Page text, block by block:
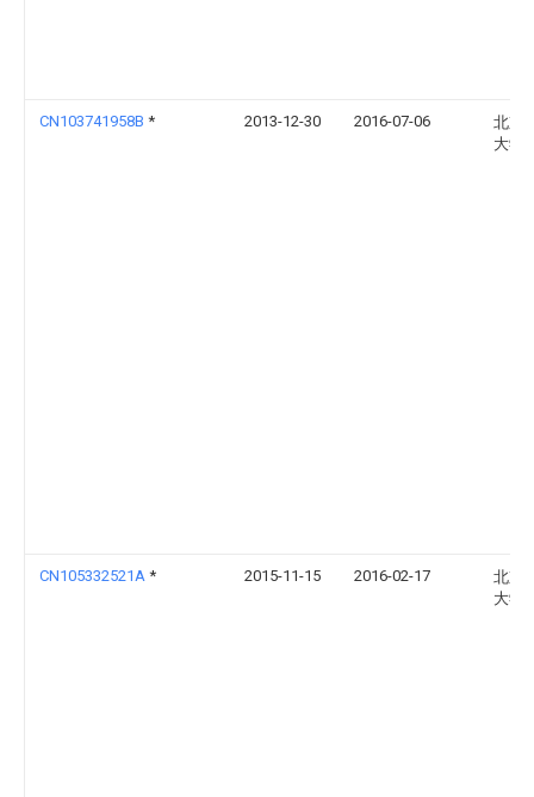
CN103741958B * 2013-12-30 2016-07-06
北京
大学
CN105332521A * 2015-11-15 2016-02-17
北京
大学